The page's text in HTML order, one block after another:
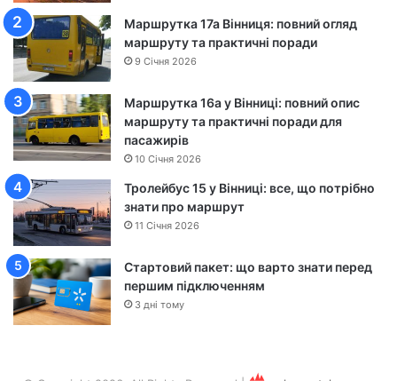
о
ш
а
—
Ч
е
р
к
а
с
и
Маршрутка 17а Вінниця: повний огляд
маршруту та практичні поради
9 Січня 2026
Маршрутка 16а у Вінниці: повний опис
маршруту та практичні поради для
пасажирів
10 Січня 2026
Тролейбус 15 у Вінниці: все, що потрібно
знати про маршрут
11 Січня 2026
Стартовий пакет: що варто знати перед
першим підключенням
3 дні тому